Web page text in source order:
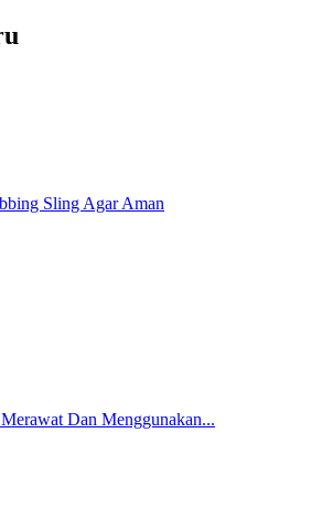
Sling Agar Aman
Dan Menggunakan...